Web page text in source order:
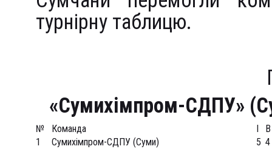
турнірну таблицю.
«Сумихімпром-СДПУ»
№ Команда
В
1
Сумихімпром-СДПУ (Суми) 5 4